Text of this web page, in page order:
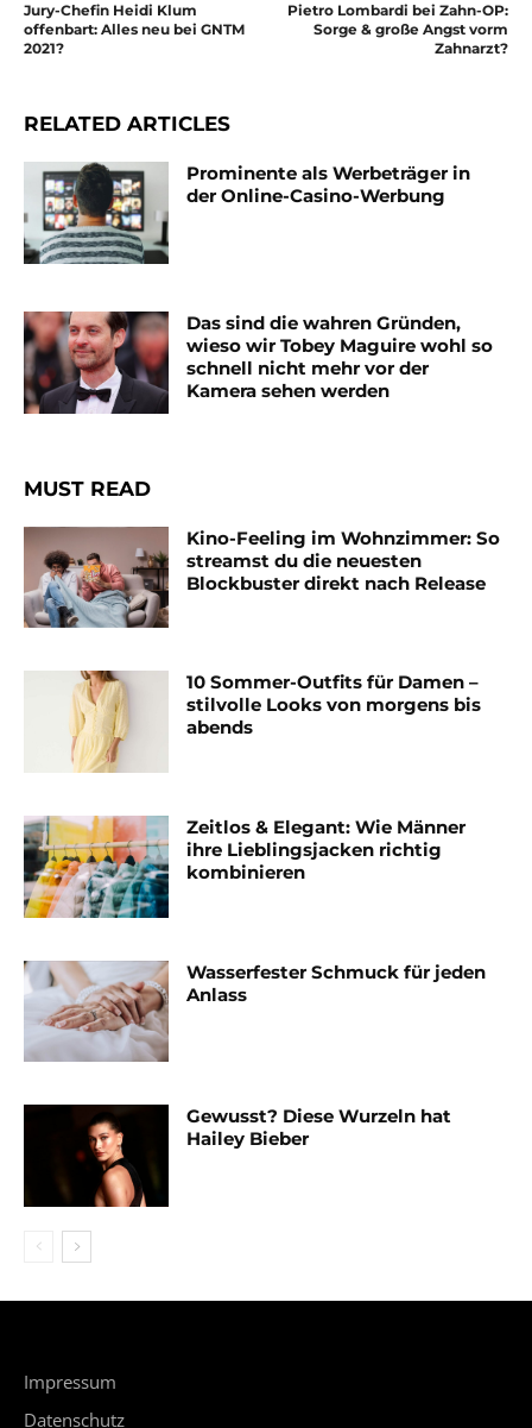
Jury-Chefin Heidi Klum
offenbart: Alles neu bei GNTM
2021?
Pietro Lombardi bei Zahn-OP:
Sorge & große Angst vorm
Zahnarzt?
RELATED ARTICLES
Prominente als Werbeträger in
der Online-Casino-Werbung
Das sind die wahren Gründen,
wieso wir Tobey Maguire wohl so
schnell nicht mehr vor der
Kamera sehen werden
MUST READ
Kino-Feeling im Wohnzimmer: So
streamst du die neuesten
Blockbuster direkt nach Release
10 Sommer-Outfits für Damen –
stilvolle Looks von morgens bis
abends
Zeitlos & Elegant: Wie Männer
ihre Lieblingsjacken richtig
kombinieren
Wasserfester Schmuck für jeden
Anlass
Gewusst? Diese Wurzeln hat
Hailey Bieber
Impressum
Datenschutz